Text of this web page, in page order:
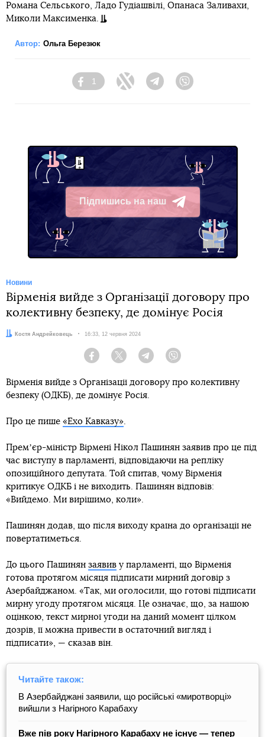
Романа Сельського, Ладо Гудіашвілі, Опанаса Заливахи,
Миколи Максименка.
Автор: Ольга Березюк
Facebook
1
Twitter TelegramViber
Підпишись на наш
Telegram
Новини
Вірменія вийде з Організації договору про
колективну безпеку, де домінує Росія
Автор:Костя Андрейковець Дата:
16:33, 12 червня 2024
Facebook Twitter Telegram
Вірменія вийде з Організації договору про колективну
безпеку (ОДКБ), де домінує Росія.
Про це пише «Ехо Кавказу»
Премʼєр-міністр Вірмені Нікол Пашинян заявив про це під
час виступу в парламенті, відповідаючи на репліку
опозиційного депутата. Той спитав, чому Вірменія
критикує ОДКБ і не виходить. Пашинян відповів:
«Вийдемо. Ми вирішимо, коли».
Пашинян додав, що після виходу країна до організації не
повертатиметься.
До цього Пашинян заявив у парламенті, що Вірменія
готова протягом місяця підписати мирний договір з
Азербайджаном. «Так, ми оголосили, що готові підписати
мирну угоду протягом місяця. Це означає, що, за нашою
оцінкою, текст мирної угоди на даний момент цілком
дозрів, її можна привести в остаточний вигляд і
підписати», — сказав він.
Читайте також:
В Азербайджані заявили, що російські «миротворці»
вийшли з Нагірного Карабаху
Вже пів року Нагірного Карабаху не існує — тепер